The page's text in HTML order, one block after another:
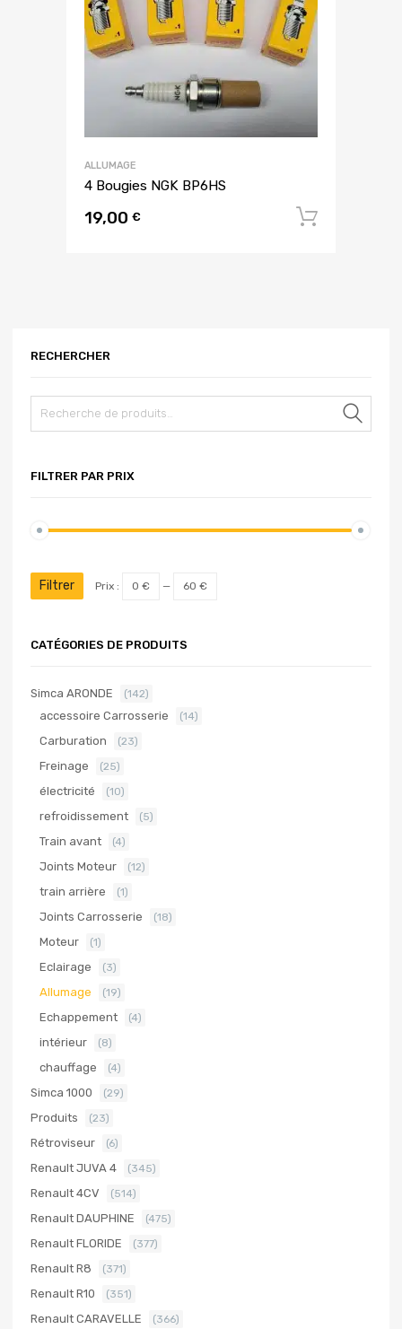
ALLUMAGE
4 Bougies NGK BP6HS
19,00 €
RECHERCHER
FILTRER PAR PRIX
Filtrer Prix : 0 € — 60 €
CATÉGORIES DE PRODUITS
Simca ARONDE (142)
accessoire Carrosserie (14)
Carburation (23)
Freinage (25)
électricité (10)
refroidissement (5)
Train avant (4)
Joints Moteur (12)
train arrière (1)
Joints Carrosserie (18)
Moteur (1)
Eclairage (3)
Allumage (19)
Echappement (4)
intérieur (8)
chauffage (4)
Simca 1000 (29)
Produits (23)
Rétroviseur (6)
Renault JUVA 4 (345)
Renault 4CV (514)
Renault DAUPHINE (475)
Renault FLORIDE (377)
Renault R8 (371)
Renault R10 (351)
Renault CARAVELLE (366)